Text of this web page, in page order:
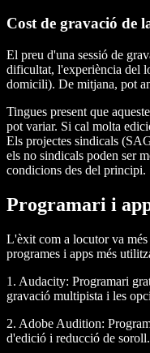
Cost de gravació de
El preu d'una sessió de
dificultat, l'experiència del
domicili). De mitjana, pot
Tingues present que
pot variar. Si cal molta
Els projectes sindicals
els no sindicals poden ser
condicions des del principi.
Programari i
L'èxit com a locutor va
programes i apps més
1. Audacity: Programari
gravació multipista i les
2. Adobe Audition:
d'edició i reducció de soroll.